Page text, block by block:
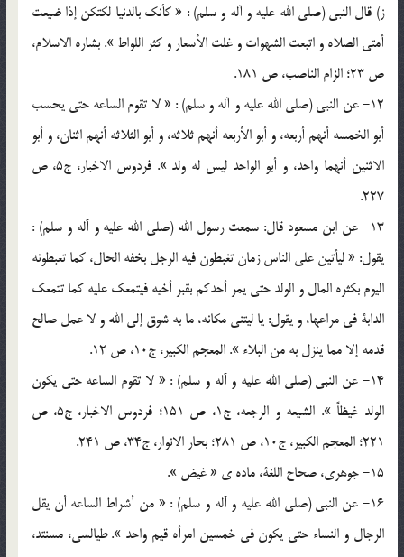
ز) قال النبي (صلي الله عليه و آله و سلم) : « کأنک بالدنيا لکتکن إذا ضيعت
أمتي الصلاه و اتبعت الشهوات و غلت الأسعار و کثر اللواط ». بشاره الاسلام،
ص 23؛ الزام الناصب، ص 181.
12- عن النبي (صلي الله عليه و آله و سلم) : « لا تقوم الساعه حتي يحسب
أبو الخمسه أنهم أربعه، و أبو الأربعه أنهم ثلاثه، و أبو الثلاثه أنهم اثنان، و أبو
الاثنين أنهما واحد، و أبو الواحد ليس له ولد ». فردوس الاخبار، ج5، ص
227.
13- عن ابن مسعود قال: سمعت رسول الله (صلي الله عليه و آله و سلم) :
يقول: « ليأتين علي الناس زمان تغبطون فيه الرجل بخفه الحال، کما تعبطونه
اليوم بکثره المال و الولد حتي يمر أحدکم بقبر أخيه فيتمعک عليه کما تتمعک
الدابة في مراعها، و يقول: يا ليتني مکانه، ما به شوق إلي الله و لا عمل صالح
قدمه إلا مما ينزل به من البلاء ». المعجم الکبير، ج10، ص 12.
14- عن النبي (صلي الله عليه و آله و سلم) : « لا تقوم الساعه حتي يکون
الولد غيظاً ». الشيعه و الرجعه، ج1، ص 151؛ فردوس الاخبار، ج5، ص
221؛ المعجم الکبير، ج10، ص 281؛ بحار الانوار، ج34، ص 241.
15- جوهري، صحاح اللغة، ماده ي « غيض ».
16- عن النبي (صلي الله عليه و آله و سلم) : « من أشراط الساعه أن يقل
الرجال و النساء حتي يکون في خمسين امرأه قيم واحد ». طيالسي، مسنتد،